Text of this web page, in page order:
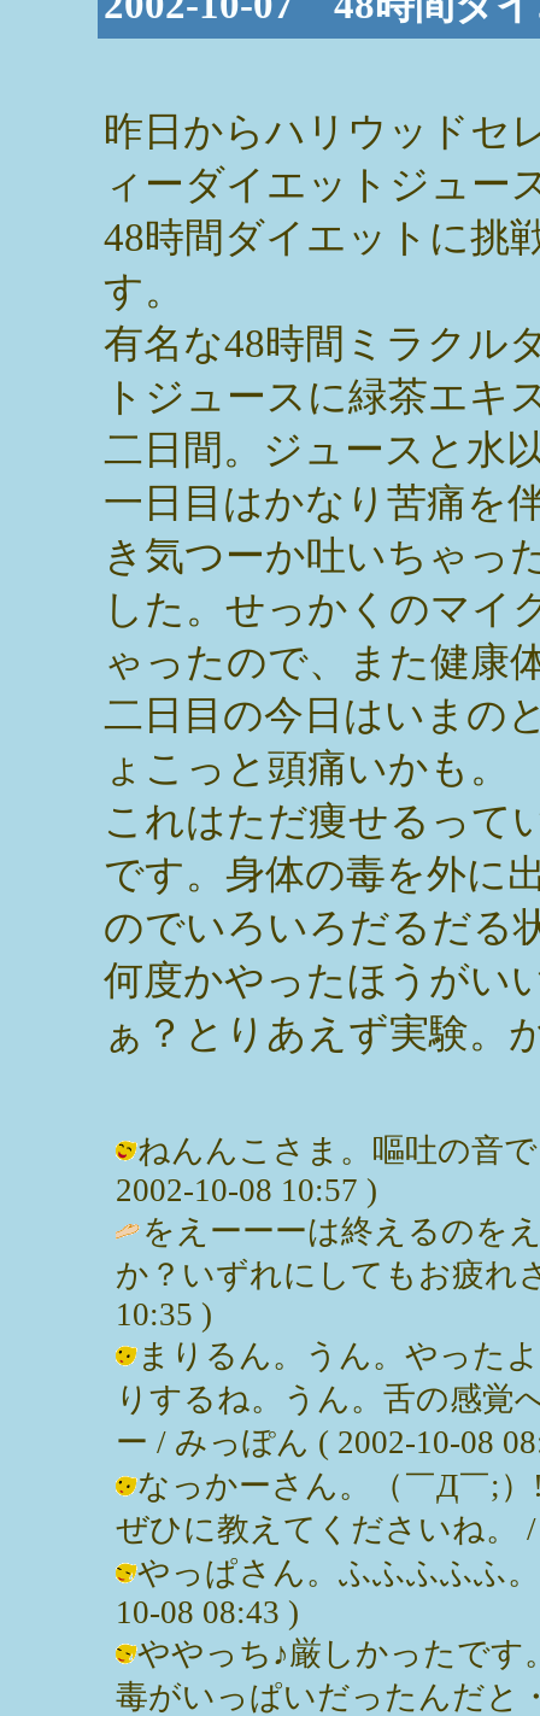
昨日からハリウッドセ
ィーダイエットジュー
48時間ダイエットに挑
す。
有名な48時間ミラクル
トジュースに緑茶エキ
二日間。ジュースと水
一日目はかなり苦痛を
き気つーか吐いちゃっ
した。せっかくのマイ
ゃったので、また健康
二日目の今日はいまの
ょこっと頭痛いかも。
これはただ痩せるって
です。身体の毒を外に
のでいろいろだるだる
何度かやったほうがい
ぁ？とりあえず実験。
ねんんこさま。嘔吐の音
2002-10-08 10:57 )
をえーーーは終えるのを
か？いずれにしてもお疲れ
10:35 )
まりるん。うん。やった
りするね。うん。舌の感覚
ー / みっぽん ( 2002-10-08
なっかーさん。（￣Д￣;
ぜひに教えてくださいね。
やっぱさん。ふふふふふ
10-08 08:43 )
ややっち♪厳しかったです
毒がいっぱいだったんだと